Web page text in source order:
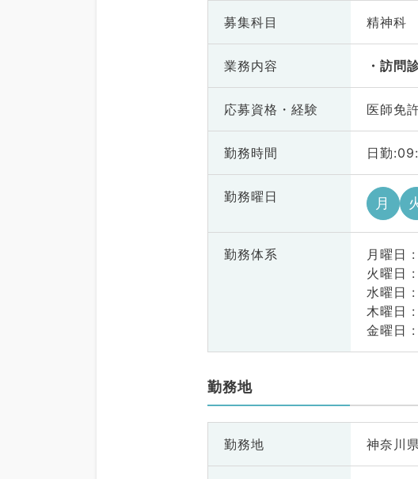
募集科目 精神科
業務内容 訪問
応募資格・ 経験 医師免
勤務時間 日勤
勤務曜日 月
勤務体系
月曜日
火曜日
水曜日 :
木曜日 :
金曜日 :
勤務地
勤務地 神奈川